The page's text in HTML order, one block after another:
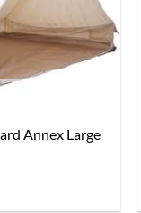
Annex Large